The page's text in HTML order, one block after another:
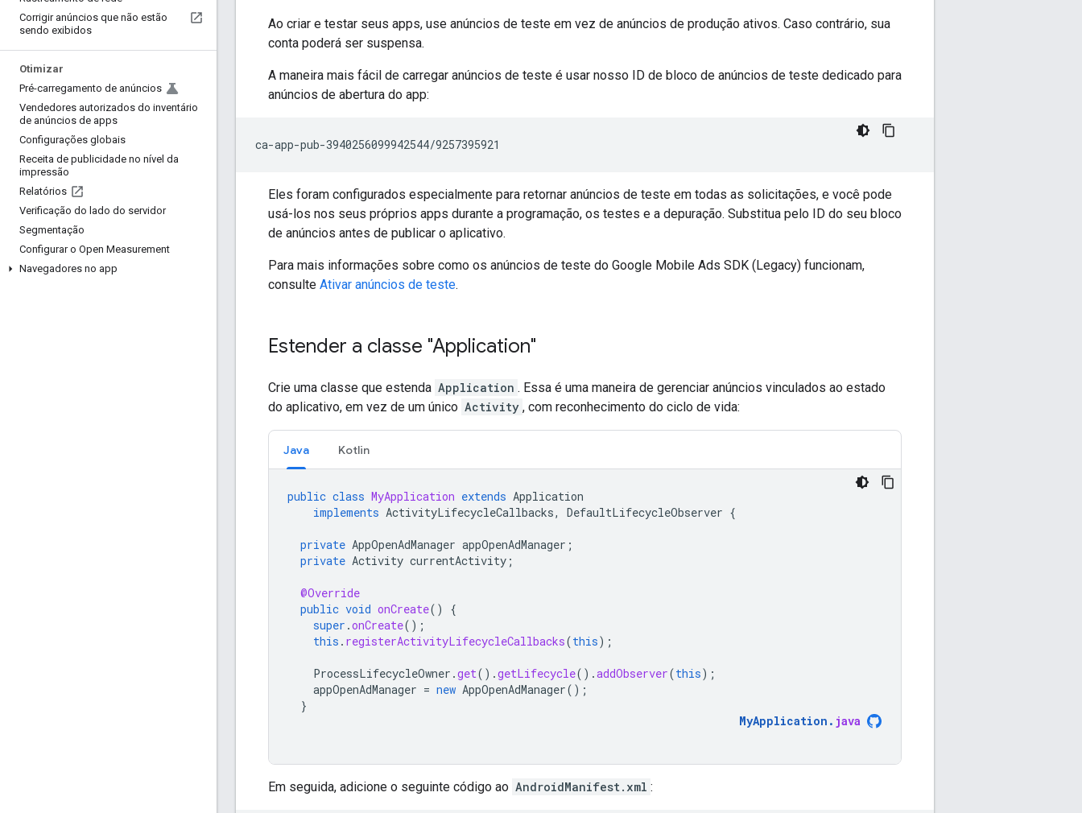
Corrigir anúncios que não estão
sendo exibidos
Otimizar
Pré-carregamento de anúncios
Vendedores autorizados do inventário
de anúncios de apps
Configurações globais
Receita de publicidade no nível da
impressão
Relatórios
Verificação do lado do servidor
Segmentação
Configurar o Open Measurement
Navegadores no app
Ao criar e testar seus apps, use anúncios de teste em vez de anúncios de produção ativos. Caso contrário, sua
conta poderá ser suspensa.
A maneira mais fácil de carregar anúncios de teste é usar nosso ID de bloco de anúncios de teste dedicado para
anúncios de abertura do app:
Eles foram configurados especialmente para retornar anúncios de teste em todas as solicitações, e você pode
usá-los nos seus próprios apps durante a programação, os testes e a depuração. Substitua pelo ID do seu bloco
de anúncios antes de publicar o aplicativo.
Para mais informações sobre como os anúncios de teste do Google Mobile Ads SDK (Legacy) funcionam,
consulte Ativar anúncios de teste.
Estender a classe "Application"
Crie uma classe que estenda Application . Essa é uma maneira de gerenciar anúncios vinculados ao estado
do aplicativo, em vez de um único Activity , com reconhecimento do ciclo de vida:
Java Kotlin
public class MyApplication extends Application
implements ActivityLifecycleCallbacks, DefaultLifecycleObserver {
private AppOpenAdManager appOpenAdManager ;
private Activity currentActivity ;
@Override
public void onCreate()
{
super .onCreate();
this . registerActivityLifecycleCallbacks(this);
ProcessLifecycleOwner .get().getLifecycle().addObserver(this);
appOpenAdManager = new AppOpenAdManager();
}
MyApplication . java
Em seguida, adicione o seguinte código ao AndroidManifest.xml :